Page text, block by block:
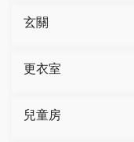
玄關
更衣室
兒童房